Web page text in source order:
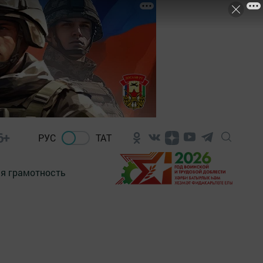
РУС ТАТ
грамотность